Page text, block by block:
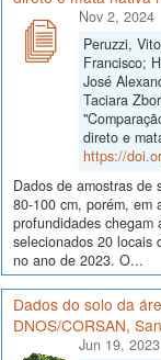
Nov 2, 2024
Peruzzi,
Francisco;
José
Taciara
direto e
https://
Dados de amostras de
80-100 cm, porém, em
profundidades chegam
selecionados 20 locais
no ano de 2023. O...
Dados do solo da
DNOS/CORSAN,
Jun 19, 2023